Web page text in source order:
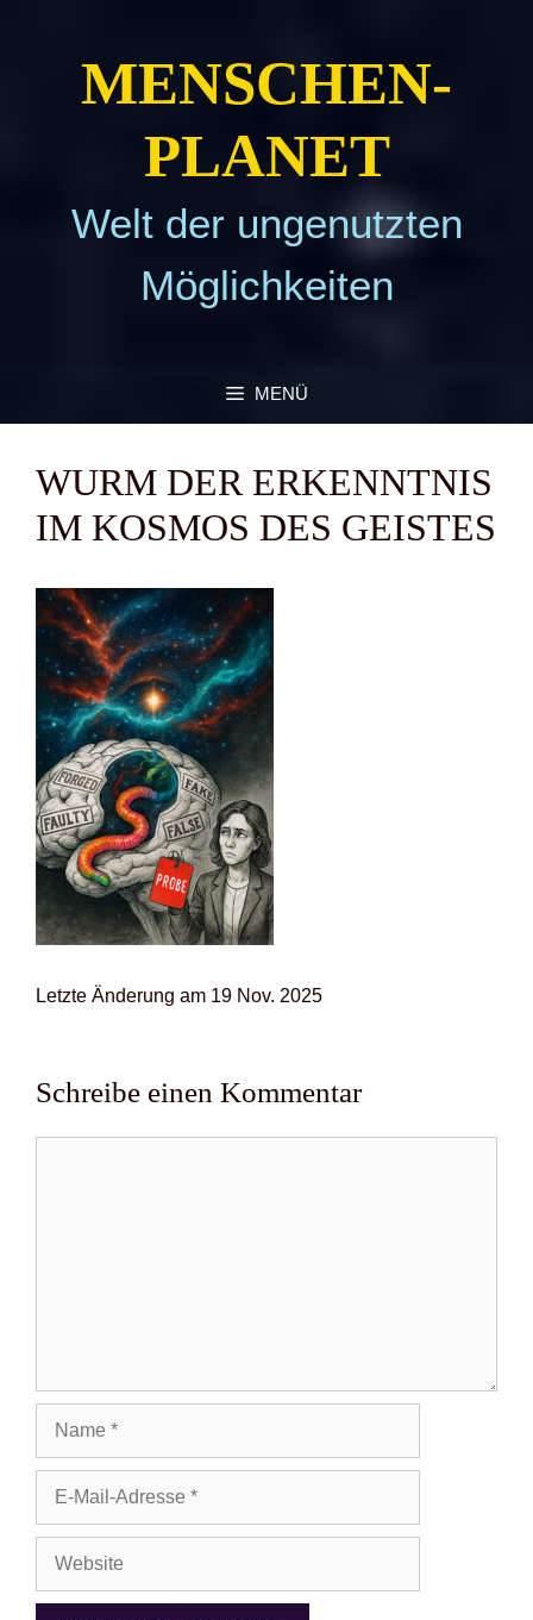
MEN­SCHEN­
PLA­NET
Welt der ungenutzten
Möglichkeiten
MENÜ
WURM DER ERKENNT­NIS
IM KOS­MOS DES GEIS­TES
Letz­te Ände­rung am 19 Nov. 2025
Schreibe einen Kommentar
Adresse